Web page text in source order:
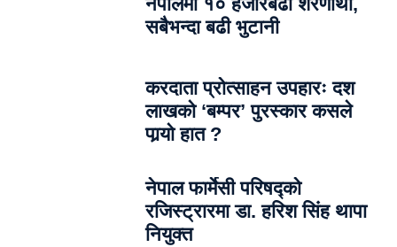
सबैभन्दा बढी भुटानी
करदाता प्रोत्साहन उपहारः दश
लाखको ‘बम्पर’ पुरस्कार कसले
पार्‍याे हात ?
नेपाल फार्मेसी परिषद्को
रजिस्ट्रारमा डा. हरिश सिंह थापा
नियुक्त